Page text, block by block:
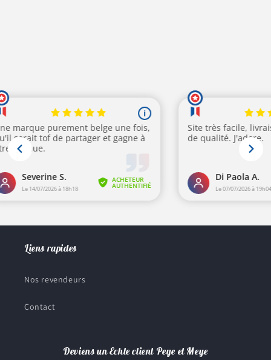
Liens rapides
Nos revendeurs
Contact
Deviens un Echte client Peye et Meye